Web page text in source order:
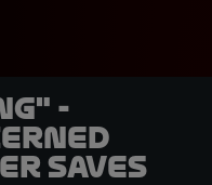
-
saves